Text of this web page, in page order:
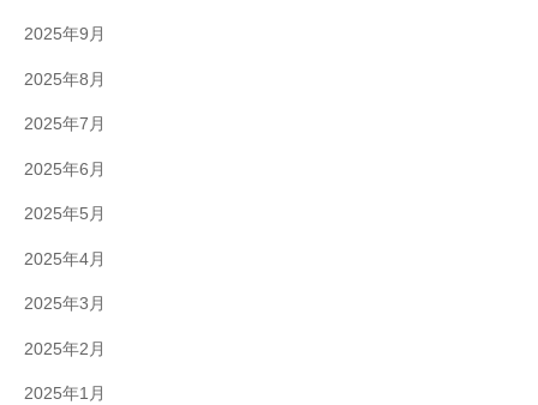
2025年9月
2025年8月
2025年7月
2025年6月
2025年5月
2025年4月
2025年3月
2025年2月
2025年1月